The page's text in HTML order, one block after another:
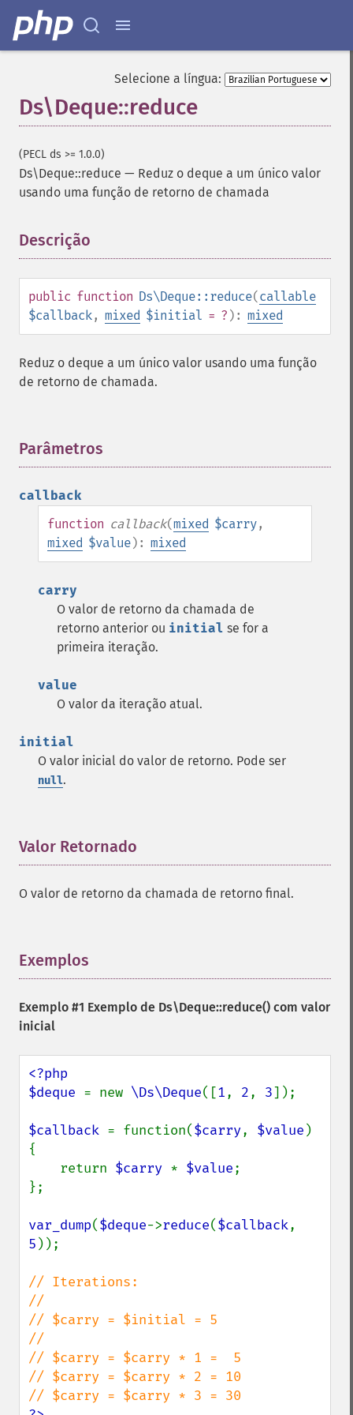
Selecione a língua:
Ds\Deque::reduce
(PECL ds >= 1.0.0)
Ds\Deque::reduce — Reduz o deque a um único valor
usando uma função de retorno de chamada
Descrição
public function Ds\Deque::reduce(callable
$callback, mixed $initial = ? ): mixed
Reduz o deque a um único valor usando uma função
de retorno de chamada.
Parâmetros
callback
function callback(mixed $carry,
mixed $value): mixed
carry
O valor de retorno da chamada de
retorno anterior ou initial se for a
primeira iteração.
value
O valor da iteração atual.
initial
O valor inicial do valor de retorno. Pode ser
null.
Valor Retornado
O valor de retorno da chamada de retorno final.
Exemplos
Exemplo #1 Exemplo de Ds\Deque::reduce() com valor
inicial
<?php
$deque = new \Ds\Deque([1, 2, 3]);
$callback = function($carry, $value )
{
    return
$carry * $value;
};
var_dump($deque->reduce($callback
5 ));
// Iterations:
//
// $carry = $initial = 5
//
// $carry = $carry * 1 =  5
// $carry = $carry * 2 = 10